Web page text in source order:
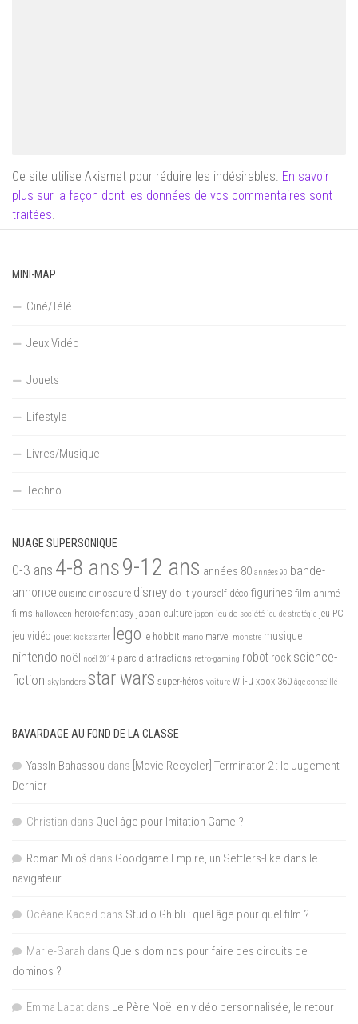
Ce site utilise Akismet pour réduire les indésirables. En savoir
plus sur la façon dont les données de vos commentaires sont
traitées.
MINI-MAP
Ciné/Télé
Jeux Vidéo
Jouets
Lifestyle
Livres/Musique
Techno
NUAGE SUPERSONIQUE
0-3 ans 4-8 ans9-12 ans années 80 années 90 bande-
annonce cuisine dinosaure disney do it yourself déco figurines film animé
films halloween heroic-fantasy japan culture japon jeu de société jeu de stratégie jeu PC
jeu vidéo jouet kickstarter lego le hobbit mario marvel monstre musique
nintendo noël noël 2014 parc d'attractions retro-gaming robot rock science-
fiction skylanders star wars super-héros voiture wii-u xbox 360 âge conseillé
BAVARDAGE AU FOND DE LA CLASSE
YassIn Bahassou dans [Movie Recycler] Terminator 2 : le Jugement
Dernier
Christian dans Quel âge pour Imitation Game ?
Roman Miloš dans Goodgame Empire, un Settlers-like dans le
navigateur
Océane Kaced dans Studio Ghibli : quel âge pour quel film ?
Marie-Sarah dans Quels dominos pour faire des circuits de
dominos ?
Emma Labat dans Le Père Noël en vidéo personnalisée, le retour